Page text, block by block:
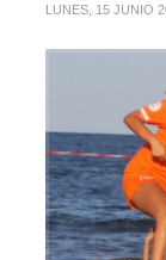
LUNES, 15 JUNIO